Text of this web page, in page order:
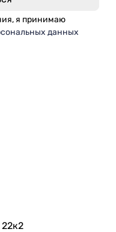
я принимаю
данных